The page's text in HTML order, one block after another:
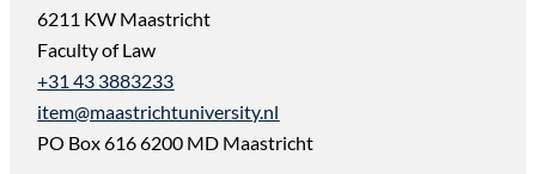
6211 KW Maastricht
Faculty of Law
+31 43 3883233
item@maastrichtuniversity.nl
PO Box 616 6200 MD Maastricht